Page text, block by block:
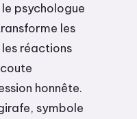
psychologue
les
réactions
honnête.
symbole